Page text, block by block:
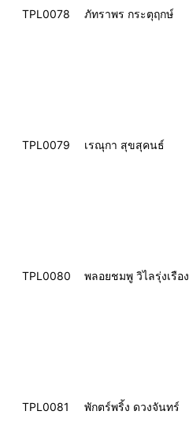
TPL0078 ภัทราพร กระตุฤกษ์
TPL0079 เรณุกา สุขสุคนธ์
TPL0080 พลอยชมพู วิไลรุ่งเรือง
TPL0081 พักตร์พริ้ง ดวงจันทร์